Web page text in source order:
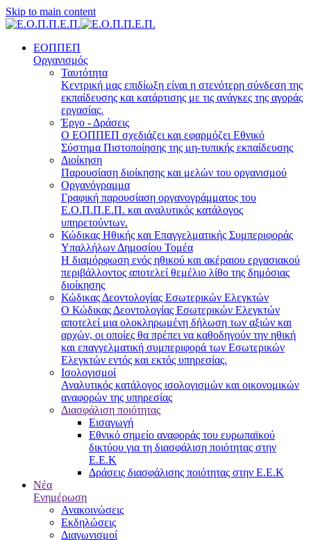
Skip to main content
ΕΟΠΠΕΠ
Οργανισμός
Ταυτότητα
Κεντρική μας επιδίωξη είναι η στενότερη σύνδεση της
εκπαίδευσης και κατάρτισης με τις ανάγκες της αγοράς
εργασίας.
Έργο - Δράσεις
Ο ΕΟΠΠΕΠ σχεδιάζει και εφαρμόζει Eθνικό
Σύστημα Πιστοποίησης της μη-τυπικής εκπαίδευσης
Διοίκηση
Παρουσίαση διοίκησης και μελών του οργανισμού
Οργανόγραμμα
Γραφική παρουσίαση οργανογράμματος του
Ε.Ο.Π.Π.Ε.Π. και αναλυτικός κατάλογος
υπηρετούντων.
Κώδικας Ηθικής και Επαγγελματικής Συμπεριφοράς
Υπαλλήλων Δημοσίου Τομέα
Η διαμόρφωση ενός ηθικού και ακέραιου εργασιακού
περιβάλλοντος αποτελεί θεμέλιο λίθο της δημόσιας
διοίκησης
Κώδικας Δεοντολογίας Εσωτερικών Ελεγκτών
Ο Κώδικας Δεοντολογίας Εσωτερικών Ελεγκτών
αποτελεί μια ολοκληρωμένη δήλωση των αξιών και
αρχών, οι οποίες θα πρέπει να καθοδηγούν την ηθική
και επαγγελματική συμπεριφορά των Εσωτερικών
Ελεγκτών εντός και εκτός υπηρεσίας.
Ισολογισμοί
Αναλυτικός κατάλογος ισολογισμών και οικονομικών
αναφορών της υπηρεσίας
Διασφάλιση ποιότητας
Εισαγωγή
Εθνικό σημείο αναφοράς του ευρωπαϊκού
δικτύου για τη διασφάλιση ποιότητας στην
Ε.Ε.Κ
Δράσεις διασφάλισης ποιότητας στην Ε.Ε.Κ
Νέα
Ενημέρωση
Ανακοινώσεις
Εκδηλώσεις
Διαγωνισμοί